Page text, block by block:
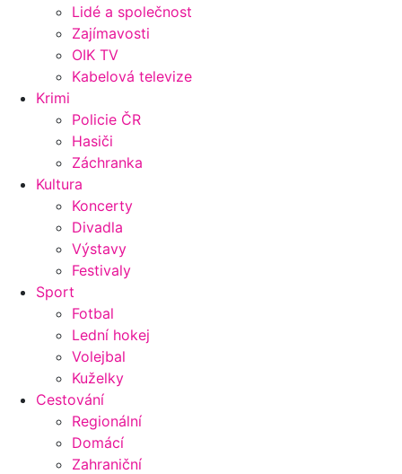
Lidé a společnost
Zajímavosti
OIK TV
Kabelová televize
Krimi
Policie ČR
Hasiči
Záchranka
Kultura
Koncerty
Divadla
Výstavy
Festivaly
Sport
Fotbal
Lední hokej
Volejbal
Kuželky
Cestování
Regionální
Domácí
Zahraniční